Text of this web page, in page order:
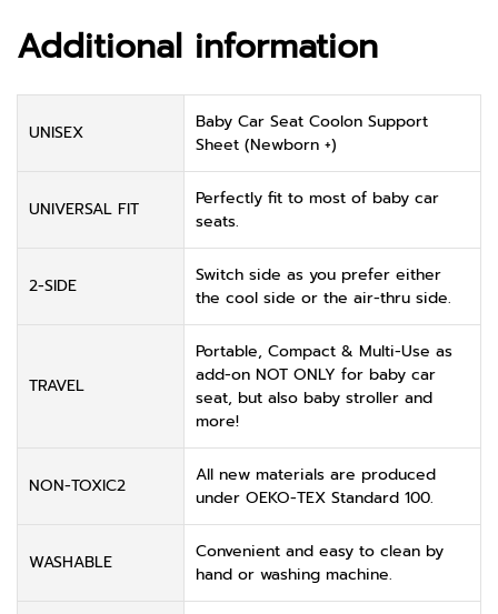
Additional information
UNISEX
Baby Car Seat Coolon Support
Sheet (Newborn +)
UNIVERSAL FIT
Perfectly fit to most of baby car
seats.
2-SIDE
Switch side as you prefer either
the cool side or the air-thru side.
TRAVEL
Portable, Compact & Multi-Use as
add-on NOT ONLY for baby car
seat, but also baby stroller and
more!
NON-TOXIC2
All new materials are produced
under OEKO-TEX Standard 100.
WASHABLE
Convenient and easy to clean by
hand or washing machine.